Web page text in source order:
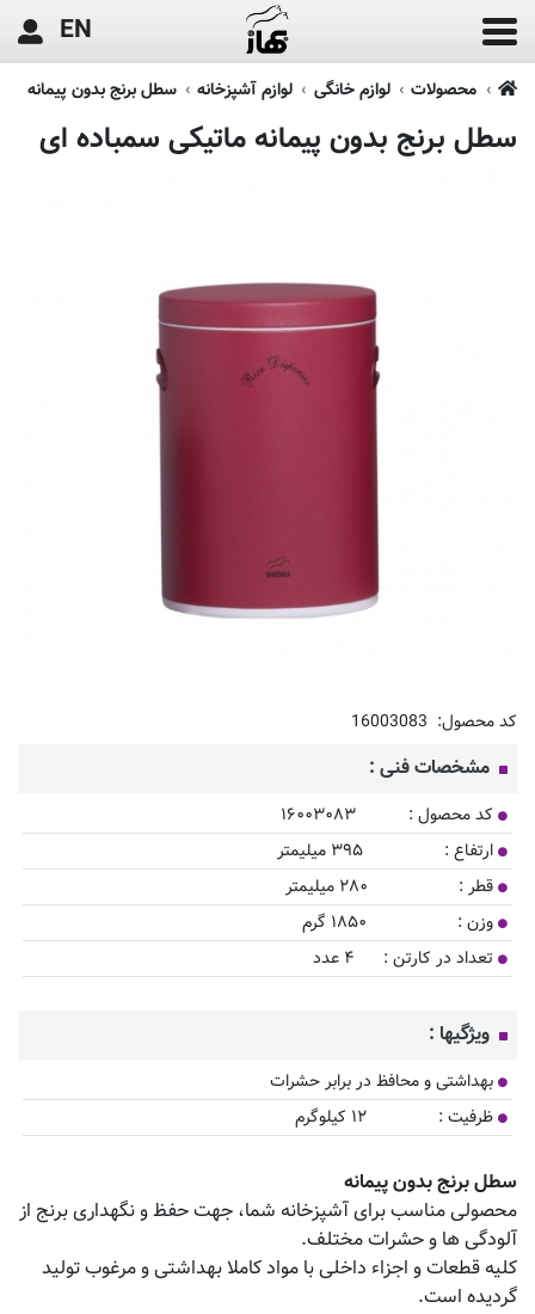
EN
محصولات لوازم خانگی لوازم آشپزخانه سطل برنج بدون پیمانه
سطل برنج بدون پیمانه ماتیکی سمباده ای
کد محصول: 16003083
مشخصات فنی :
کد محصول : ۱۶۰۰۳۰۸۳
ارتفاع : ۳۹۵ میلیمتر
قطر : ۲۸۰ میلیمتر
وزن : ۱۸۵۰ گرم
تعداد در کارتن : ۴ عدد
ویژگیها :
بهداشتی و محافظ در برابر حشرات
ظرفیت : ۱۲ کیلوگرم
سطل برنج بدون پیمانه
محصولی مناسب برای آشپزخانه شما، جهت حفظ و نگهداری برنج از
آلودگی ها و حشرات مختلف.
کلیه قطعات و اجزاء داخلی با مواد کاملا بهداشتی و مرغوب تولید
گردیده است.